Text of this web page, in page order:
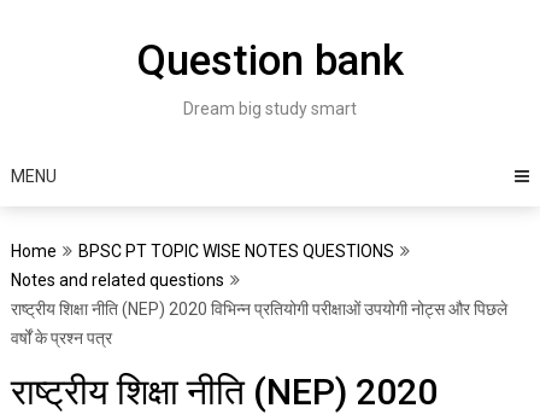
Question bank
Dream big study smart
MENU
Home
BPSC PT TOPIC WISE NOTES QUESTIONS
Notes and related questions
राष्ट्रीय शिक्षा नीति (NEP) 2020 विभिन्न प्रतियोगी परीक्षाओं उपयोगी नोट्स और पिछले
वर्षों के प्रश्न पत्र
राष्ट्रीय शिक्षा नीति (NEP) 2020